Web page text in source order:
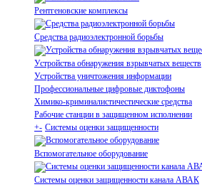
Рентгеновские комплексы
Средства радиоэлектронной борьбы
Устройства обнаружения взрывчатых веществ
Устройства уничтожения информации
Профессиональные цифровые диктофоны
Химико-криминалистичестические средства
Рабочие станции в защищенном исполнении
+- Системы оценки защищенности
Вспомогательное оборудование
Системы оценки защищенности канала АВАК